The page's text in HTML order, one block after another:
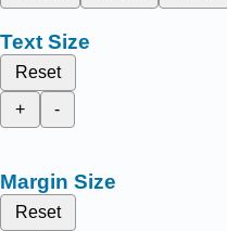
Text Size
Reset
+
-
Margin Size
Reset